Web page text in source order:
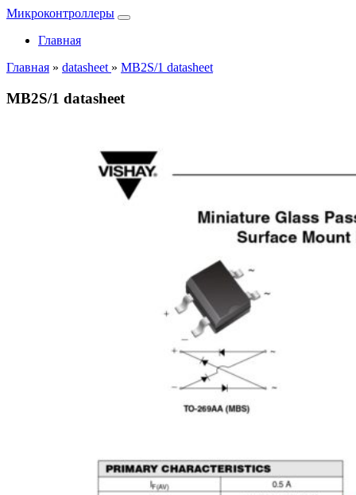
Микроконтроллеры
Главная
Главная » datasheet » MB2S/1 datasheet
MB2S/1 datasheet